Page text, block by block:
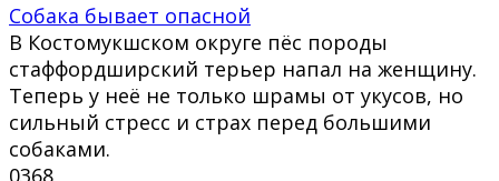
Собака бывает опасной
В Костомукшском округе пёс породы
стаффордширский терьер напал на женщину.
Теперь у неё не только шрамы от укусов, но
сильный стресс и страх перед большими
собаками.
0368